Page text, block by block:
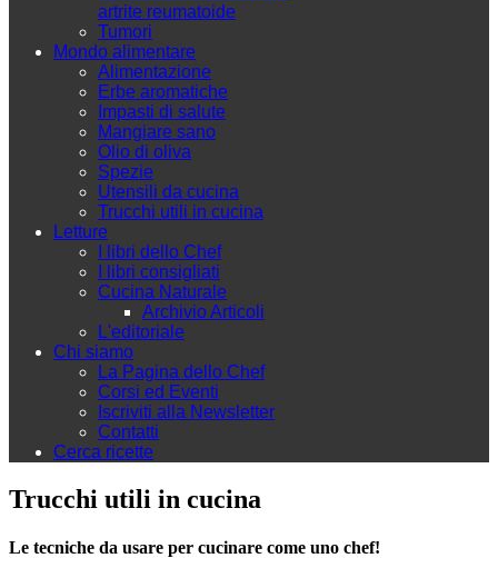
artrite reumatoide
Tumori
Mondo alimentare
Alimentazione
Erbe aromatiche
Impasti di salute
Mangiare sano
Olio di oliva
Spezie
Utensili da cucina
Trucchi utili in cucina
Letture
I libri dello Chef
I libri consigliati
Cucina Naturale
Archivio Articoli
L'editoriale
Chi siamo
La Pagina dello Chef
Corsi ed Eventi
Iscriviti alla Newsletter
Contatti
Cerca ricette
Trucchi utili in cucina
Le tecniche da usare per cucinare come uno chef!